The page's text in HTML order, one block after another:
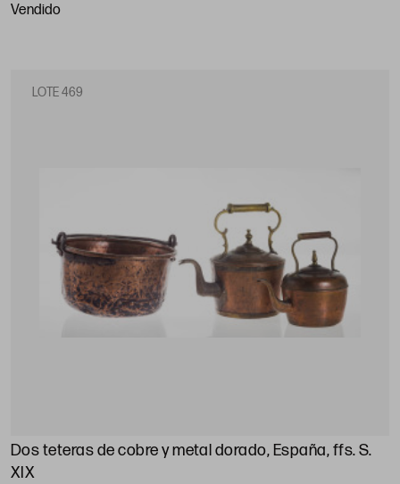
vendido
LOTE 469
Dos teteras de cobre y metal dorado, España, ffs. S.
XIX